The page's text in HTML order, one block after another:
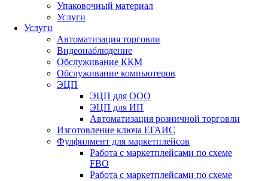
Упаковочный материал
Услуги
Услуги
Автоматизация торговли
Видеонаблюдение
Обслуживание ККМ
Обслуживание компьютеров
ЭЦП
ЭЦП для ООО
ЭЦП для ИП
Автоматизация розничной торговли
Изготовление ключа ЕГАИС
Фулфилмент для маркетплейсов
Работа с маркетплейсами по схеме
FBO
Работа с маркетплейсами по схеме